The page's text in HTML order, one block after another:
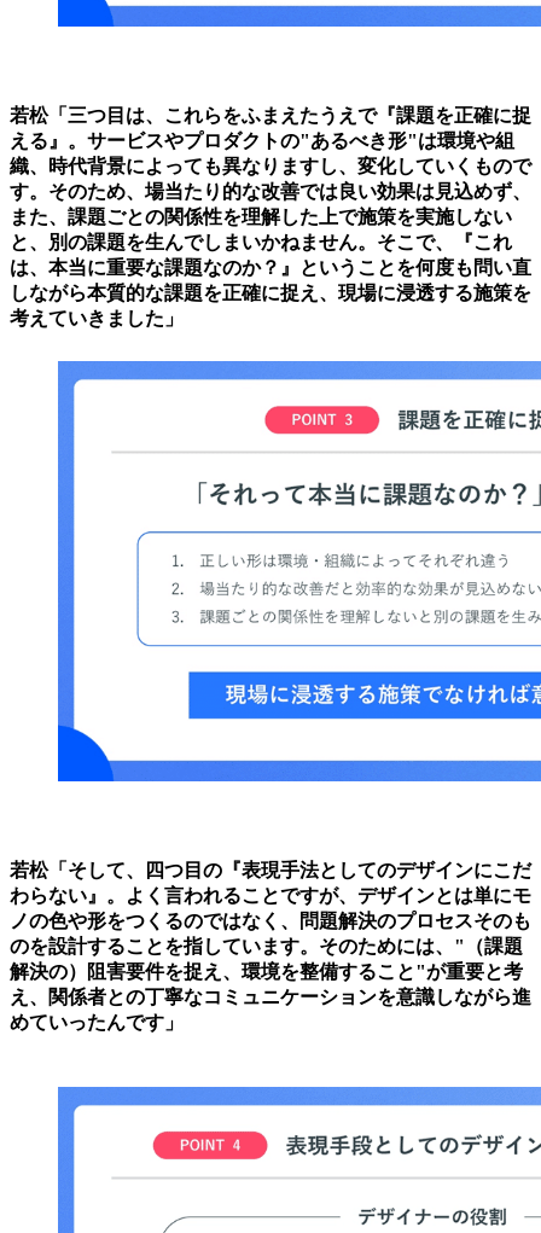
若松「三つ目は、これらをふまえたうえで『課題を正確に捉
える』。サービスやプロダクトの"あるべき形"は環境や組
織、時代背景によっても異なりますし、変化していくもので
す。そのため、場当たり的な改善では良い効果は見込めず、
また、課題ごとの関係性を理解した上で施策を実施しない
と、別の課題を生んでしまいかねません。そこで、『これ
は、本当に重要な課題なのか？』ということを何度も問い直
しながら本質的な課題を正確に捉え、現場に浸透する施策を
考えていきました」
若松「そして、四つ目の『表現手法としてのデザインにこだ
わらない』。よく言われることですが、デザインとは単にモ
ノの色や形をつくるのではなく、問題解決のプロセスそのも
のを設計することを指しています。そのためには、"（課題
解決の）阻害要件を捉え、環境を整備すること"が重要と考
え、関係者との丁寧なコミュニケーションを意識しながら進
めていったんです」